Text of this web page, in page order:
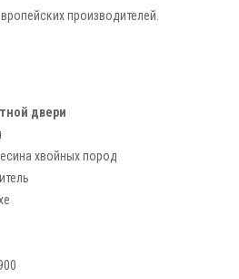
производителей.
двери
хвойных пород